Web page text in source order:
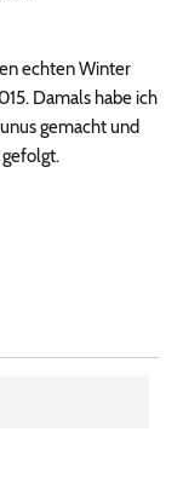
echten Winter
Damals habe ich
gemacht und